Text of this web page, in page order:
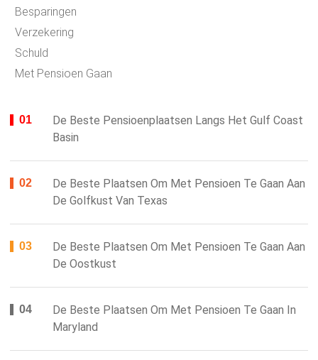
Besparingen
Verzekering
Schuld
Met Pensioen Gaan
De Beste Pensioenplaatsen Langs Het Gulf Coast
Basin
De Beste Plaatsen Om Met Pensioen Te Gaan Aan
De Golfkust Van Texas
De Beste Plaatsen Om Met Pensioen Te Gaan Aan
De Oostkust
De Beste Plaatsen Om Met Pensioen Te Gaan In
Maryland